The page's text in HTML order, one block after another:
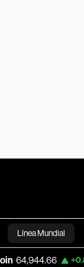
Línea Mundial
Bloomberg
+0.86%